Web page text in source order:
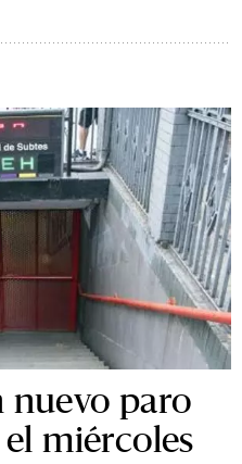
paro
miércoles